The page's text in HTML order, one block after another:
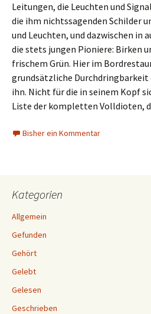
Leitungen, die Leuchten und
die ihm nichtssagenden Schilder
und Leuchten, und dazwischen in
die stets jungen Pioniere: Birken
frischem Grün. Hier im
grundsätzliche
ihn. Nicht für die in seinem Kopf
Liste der kompletten Volldioten,
Bisher ein Kommentar
Kategorien
Allgemein
Gefunden
Gehört
Gelebt
Gelesen
Geschrieben